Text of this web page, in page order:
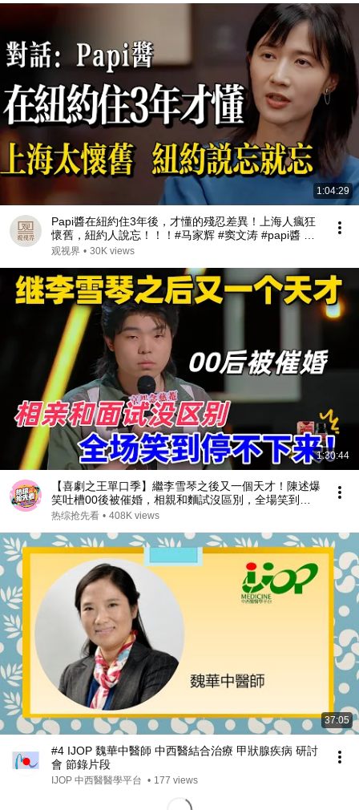
1:04:29
Papi醬在紐約住3年後，才懂的殘忍差異！上海人瘋狂
懷舊，紐約人說忘！！！#马家辉 #窦文涛 #papi醬 #
观视界 • 30K views
1:30:44
【喜劇之王單口季】繼李雪琴之後又一個天才！陳述爆
笑吐槽00後被催婚，相親和麵試沒區別，全場笑到停
不下來！#喜剧 #搞笑 #standupcomedy #脱口秀
热综抢先看 • 408K views
37:05
#4 IJOP 魏華中醫師 中西醫結合治療 甲狀腺疾病 研討
會 節錄片段
IJOP 中西醫醫學平台 • 177 views